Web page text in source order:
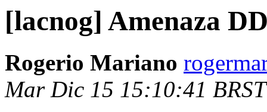
[lacnog] Amenaza
Rogerio Mariano
Mar Dic 15 15:10:41